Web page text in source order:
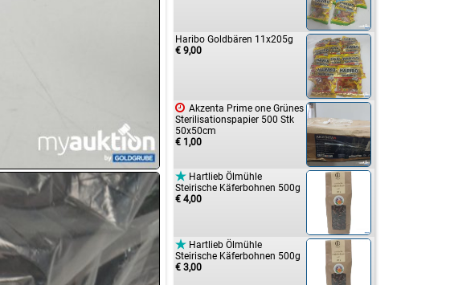
Haribo Goldbären 11x205g
€ 9,00
 Akzenta Prime one Grünes
Sterilisationspapier 500 Stk
50x50cm
€ 1,00
 Hartlieb Ölmühle
Steirische Käferbohnen 500g
€ 4,00
 Hartlieb Ölmühle
Steirische Käferbohnen 500g
€ 3,00